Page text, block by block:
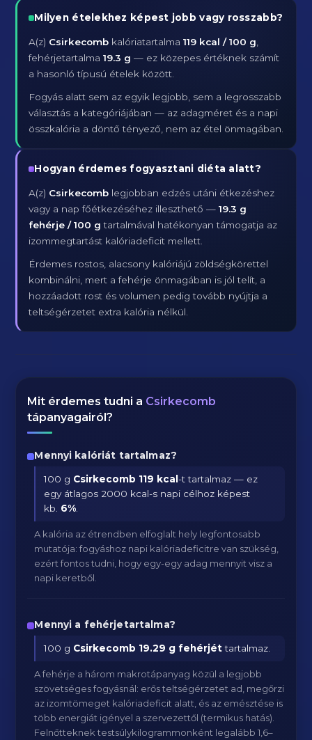
Milyen ételekhez képest jobb vagy rosszabb?
A(z) Csirkecomb kalóriatartalma119 kcal / 100 g
fehérjetartalma19.3 g — ez közepes értéknek számít
a hasonló típusú ételek között.
Fogyás alatt sem az egyik legjobb, sem a legrosszabb
választás a kategóriájában — az adagméret és a napi
összkalória a döntő tényező, nem az étel önmagában.
Hogyan érdemes fogyasztani diéta alatt?
A(z) Csirkecomb legjobban edzés utáni étkezéshez
vagy a nap főétkezéséhez illeszthető —19.3 g
fehérje / 100 g tartalmával hatékonyan támogatja az
izommegtartást kalóriadeficit mellett.
Érdemes rostos, alacsony kalóriájú zöldségkörettel
kombinálni, mert a fehérje önmagában is jól telít, a
hozzáadott rost és volumen pedig tovább nyújtja a
teltségérzetet extra kalória nélkül.
Mit érdemes tudni a Csirkecomb
tápanyagairól?
Mennyi kalóriát tartalmaz?
100 g Csirkecomb 119 kcal-t tartalmaz — ez
egy átlagos 2000 kcal-s napi célhoz képest
kb. 6%
A kalória az étrendben elfoglalt hely legfontosabb
mutatója: fogyáshoz napi kalóriadeficitre van szükség,
ezért fontos tudni, hogy egy-egy adag mennyit visz a
napi keretből.
Mennyi a fehérjetartalma?
100 g Csirkecomb 19.29 g fehérjéttartalmaz.
A fehérje a három makrotápanyag közül a legjobb
szövetséges fogyásnál: erős teltségérzetet ad, megőrzi
az izomtömeget kalóriadeficit alatt, és az emésztése is
több energiát igényel a szervezettől (termikus hatás).
Felnőtteknek testsúlykilogrammonként legalább 1,6–